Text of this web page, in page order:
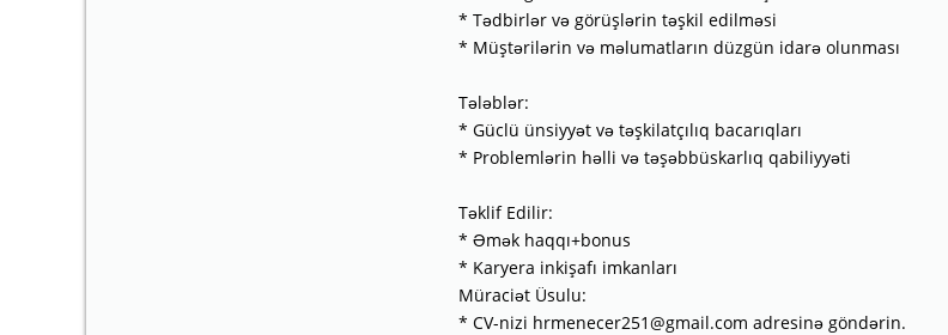
* Tədbirlər və görüşlərin təşkil edilməsi
* Müştərilərin və məlumatların düzgün idarə olunması
Tələblər:
* Güclü ünsiyyət və təşkilatçılıq bacarıqları
* Problemlərin həlli və təşəbbüskarlıq qabiliyyəti
Təklif Edilir:
* Əmək haqqı+bonus
* Karyera inkişafı imkanları
Müraciət Üsulu:
* CV-nizi hrmenecer251@gmail.com adresinə göndərin.